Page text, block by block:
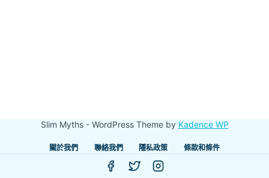
Slim Myths - WordPress Theme by Kadence WP
關於我們 聯絡我們 隱私政策 條款和條件